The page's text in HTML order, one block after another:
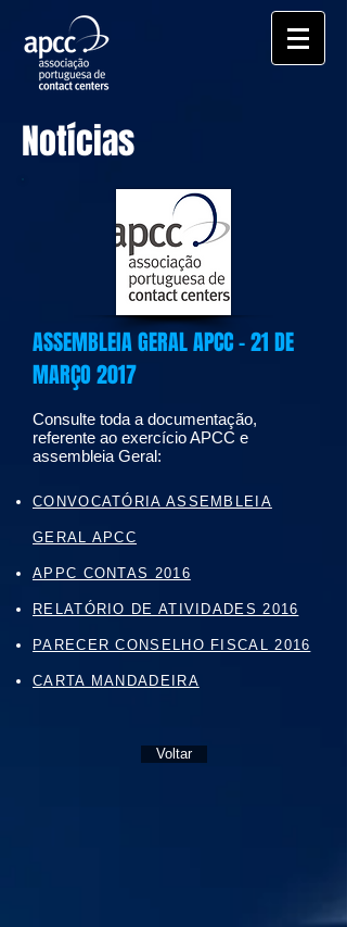
Notícias
ASSEMBLEIA GERAL APCC - 21 DE
MARÇO 2017
Consulte toda a documentação,
referente ao exercício APCC e
assembleia Geral:
CONVOCATÓRIA ASSEMBLEIA
GERAL APCC
APPC CONTAS 2016
RELATÓRIO DE ATIVIDADES 2016
PARECER CONSELHO FISCAL 2016
CARTA MANDADEIRA
Voltar